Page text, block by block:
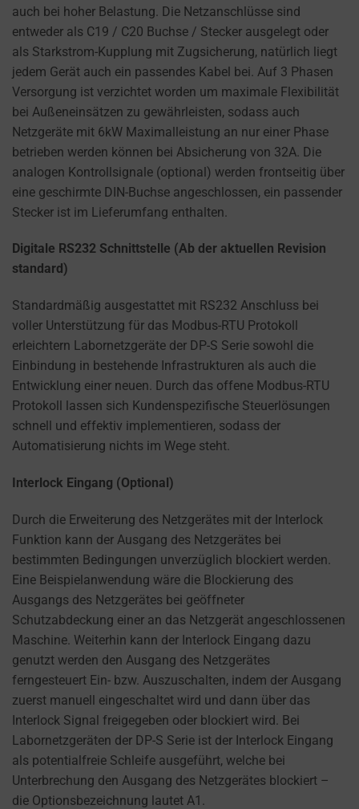
auch bei hoher Belastung. Die Netzanschlüsse sind
entweder als C19 / C20 Buchse / Stecker ausgelegt oder
als Starkstrom-Kupplung mit Zugsicherung, natürlich liegt
jedem Gerät auch ein passendes Kabel bei. Auf 3 Phasen
Versorgung ist verzichtet worden um maximale Flexibilität
bei Außeneinsätzen zu gewährleisten, sodass auch
Netzgeräte mit 6kW Maximalleistung an nur einer Phase
betrieben werden können bei Absicherung von 32A. Die
analogen Kontrollsignale (optional) werden frontseitig über
eine geschirmte DIN-Buchse angeschlossen, ein passender
Stecker ist im Lieferumfang enthalten.
Digitale RS232 Schnittstelle (Ab der aktuellen Revision
standard)
Standardmäßig ausgestattet mit RS232 Anschluss bei
voller Unterstützung für das Modbus-RTU Protokoll
erleichtern Labornetzgeräte der DP-S Serie sowohl die
Einbindung in bestehende Infrastrukturen als auch die
Entwicklung einer neuen. Durch das offene Modbus-RTU
Protokoll lassen sich Kundenspezifische Steuerlösungen
schnell und effektiv implementieren, sodass der
Automatisierung nichts im Wege steht.
Interlock Eingang (Optional)
Durch die Erweiterung des Netzgerätes mit der Interlock
Funktion kann der Ausgang des Netzgerätes bei
bestimmten Bedingungen unverzüglich blockiert werden.
Eine Beispielanwendung wäre die Blockierung des
Ausgangs des Netzgerätes bei geöffneter
Schutzabdeckung einer an das Netzgerät angeschlossenen
Maschine. Weiterhin kann der Interlock Eingang dazu
genutzt werden den Ausgang des Netzgerätes
ferngesteuert Ein- bzw. Auszuschalten, indem der Ausgang
zuerst manuell eingeschaltet wird und dann über das
Interlock Signal freigegeben oder blockiert wird. Bei
Labornetzgeräten der DP-S Serie ist der Interlock Eingang
als potentialfreie Schleife ausgeführt, welche bei
Unterbrechung den Ausgang des Netzgerätes blockiert –
die Optionsbezeichnung lautet A1.